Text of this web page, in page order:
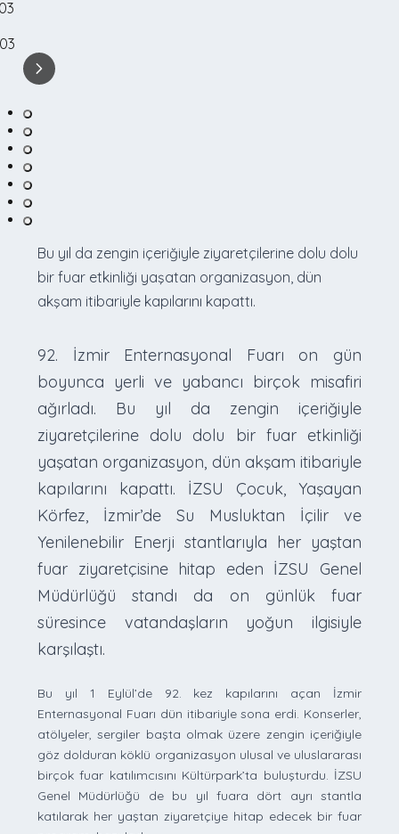
Bu yıl da zengin içeriğiyle ziyaretçilerine dolu dolu
bir fuar etkinliği yaşatan organizasyon, dün
akşam itibariyle kapılarını kapattı.
92. İzmir Enternasyonal Fuarı on gün
boyunca yerli ve yabancı birçok misafiri
ağırladı. Bu yıl da zengin içeriğiyle
ziyaretçilerine dolu dolu bir fuar etkinliği
yaşatan organizasyon, dün akşam itibariyle
kapılarını kapattı. İZSU Çocuk, Yaşayan
Körfez, İzmir’de Su Musluktan İçilir ve
Yenilenebilir Enerji stantlarıyla her yaştan
fuar ziyaretçisine hitap eden İZSU Genel
Müdürlüğü standı da on günlük fuar
süresince vatandaşların yoğun ilgisiyle
karşılaştı.
Bu yıl 1 Eylül’de 92. kez kapılarını açan İzmir
Enternasyonal Fuarı dün itibariyle sona erdi. Konserler,
atölyeler, sergiler başta olmak üzere zengin içeriğiyle
göz dolduran köklü organizasyon ulusal ve uluslararası
birçok fuar katılımcısını Kültürpark’ta buluşturdu. İZSU
Genel Müdürlüğü de bu yıl fuara dört ayrı stantla
katılarak her yaştan ziyaretçiye hitap edecek bir fuar